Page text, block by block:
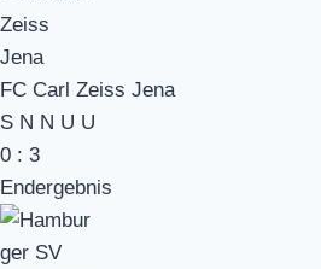
FC Carl Zeiss Jena
S N N U U
0 : 3
Endergebnis